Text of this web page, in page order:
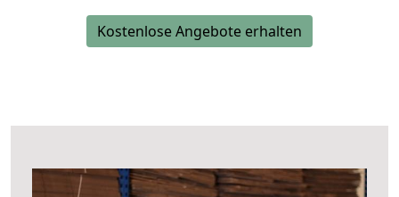
Kostenlose Angebote erhalten